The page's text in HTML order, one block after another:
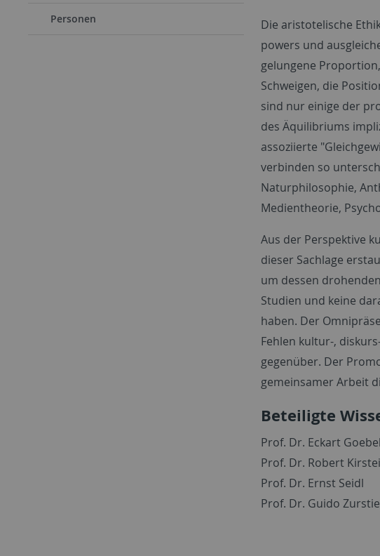
Personen
Die aristotelische
powers und
gelungene
Schweigen, die
sind nur einige der
des Äquilibriums
assoziierte
verbinden so
Naturphilosophie,
Medientheorie,
Aus der Perspektive
dieser Sachlage
um dessen
Studien und keine
haben. Der
Fehlen kultur-,
gegenüber. Der
gemeinsamer Arbeit
Beteiligte
Prof. Dr. Eckart
Prof. Dr. Robert
Prof. Dr. Ernst Seidl
Prof. Dr. Guido